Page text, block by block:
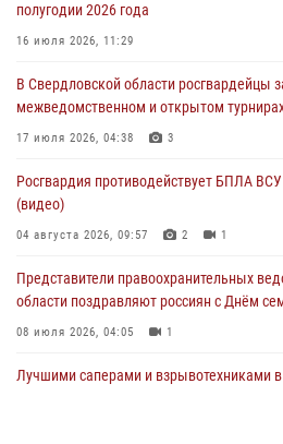
В Свердловской области росгвардейцы
29 июля 2026, 12:30
Православные священники поддержали
полугодии 2026 года
16 июля 2026, 11:29
В Свердловской области росгвардейцы
межведомственном и открытом
17 июля 2026, 04:38 3
Росгвардия противодействует БПЛА
(видео)
04 августа 2026, 09:57 2 1
Представители правоохранительных
области поздравляют россиян с Днём
08 июля 2026, 04:05 1
Лучшими саперами и взрывотехниками в